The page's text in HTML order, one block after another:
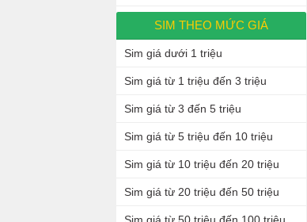
SIM THEO MỨC GIÁ
Sim giá dưới 1 triệu
Sim giá từ 1 triệu đến 3 triệu
Sim giá từ 3 đến 5 triệu
Sim giá từ 5 triệu đến 10 triệu
Sim giá từ 10 triệu đến 20 triệu
Sim giá từ 20 triệu đến 50 triệu